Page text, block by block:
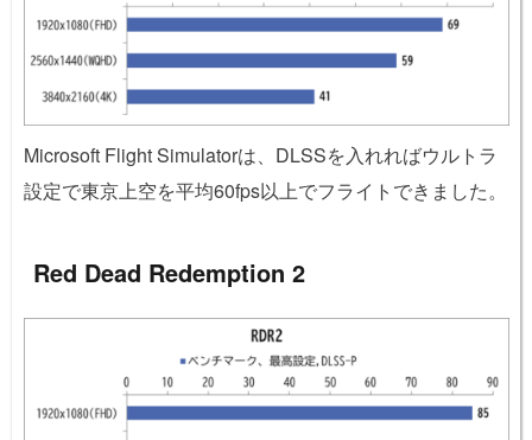
Microsoft Flight Simulatorは、DLSSを入れればウルトラ
設定で東京上空を平均60fps以上でフライトできました。
Red Dead Redemption 2